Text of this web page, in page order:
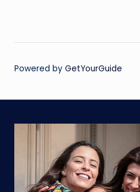
Powered by GetYourGuide